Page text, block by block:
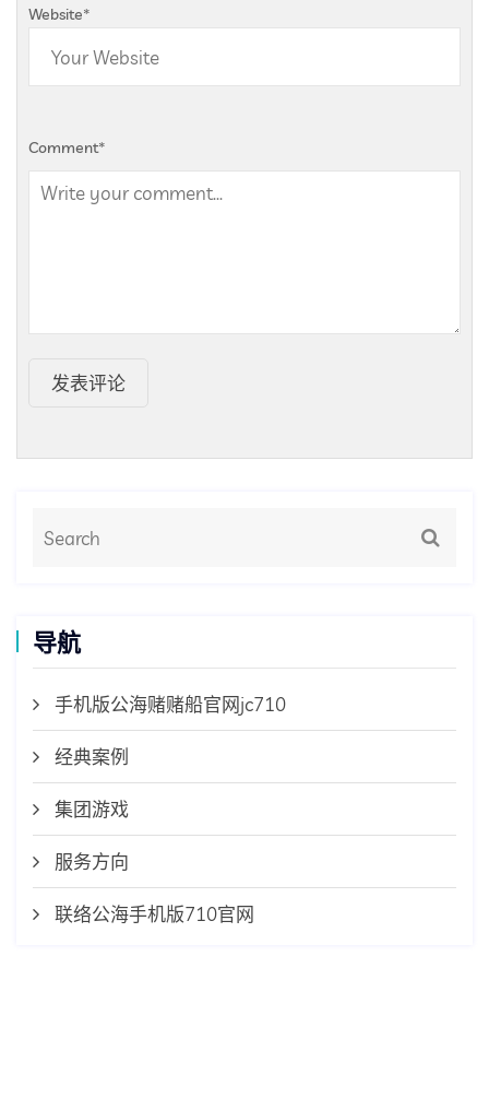
Website*
Comment*
发表评论
导航
手机版公海赌赌船官网jc710
经典案例
集团游戏
服务方向
联络公海手机版710官网